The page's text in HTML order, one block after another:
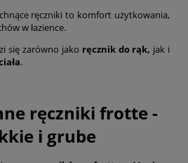
ręczniki to komfort użytkowania,
w łazience.
się zarówno jako ręcznik do rąk, jak i
.
ręczniki frotte -
i grube